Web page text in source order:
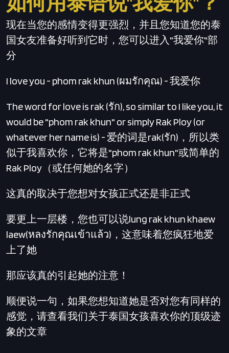
现在当您的感情变得更强烈，并且您知道您的泰
国女友准备好听到它时，您可以进入"我爱你"部
分
I love you - phom rak khun (ผมรักคุณ) - 我爱你
The word for love is rak (รัก), so similar to I like you, it
would be "phom rak khun" or simply Rak Ploy (or
whatever her name is) - 爱的词是rak(รัก)，所以类
似于我喜欢你，它将是"phom rak khun"或简单的
Rak Ploy（或任何她的名字）
这真的取决于您想对女孩正式还是非正式
要更上一层楼，您也可以说lung rak khun khaew
laew(หลงรักคุณเข้าแล้ว)，这意味着您疯狂地爱
上了她
那应该真的引起她的注意！
顺便说一句，如果您想知道她是否对您有同样的
感觉，请查看我们关于泰国女孩喜欢你的顶级迹
象的文章